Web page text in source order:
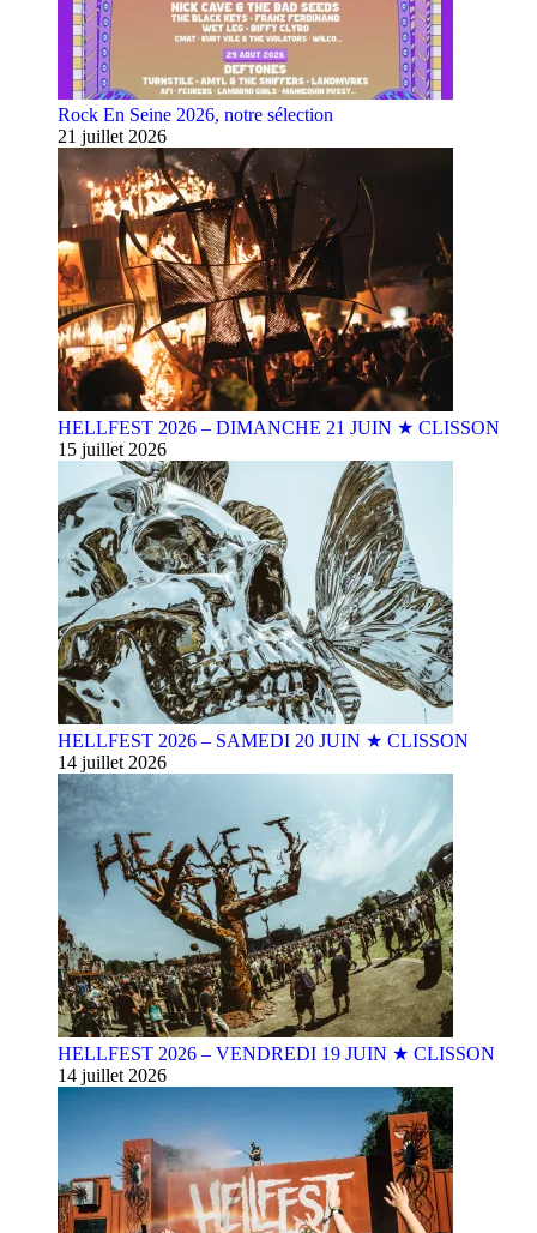
Rock En Seine 2026, notre sélection
21 juillet 2026
HELLFEST 2026 – DIMANCHE 21 JUIN ★ CLISSON
15 juillet 2026
HELLFEST 2026 – SAMEDI 20 JUIN ★ CLISSON
14 juillet 2026
HELLFEST 2026 – VENDREDI 19 JUIN ★ CLISSON
14 juillet 2026